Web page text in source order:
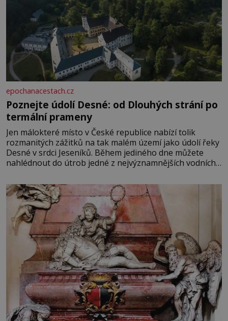
epochanacestach.cz
Poznejte údolí Desné: od Dlouhých strání po
termální prameny
Jen málokteré místo v České republice nabízí tolik
rozmanitých zážitků na tak malém území jako údolí řeky
Desné v srdci Jeseníků. Během jediného dne můžete
nahlédnout do útrob jedné z nejvýznamnějších vodních
se na koloběžce a den zakončit poznáváním památek ve
Velkých Losinách nebo v termálním